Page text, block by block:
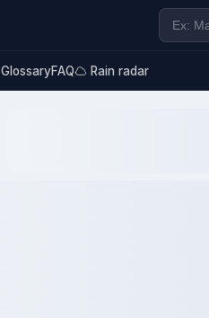
GlossaryFAQ Rain radar